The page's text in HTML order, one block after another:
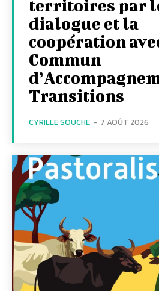
territoires par
dialogue et la
coopération
Commun
Transitions
CYRILLE SOUCHE - 7 AOÛT 2026